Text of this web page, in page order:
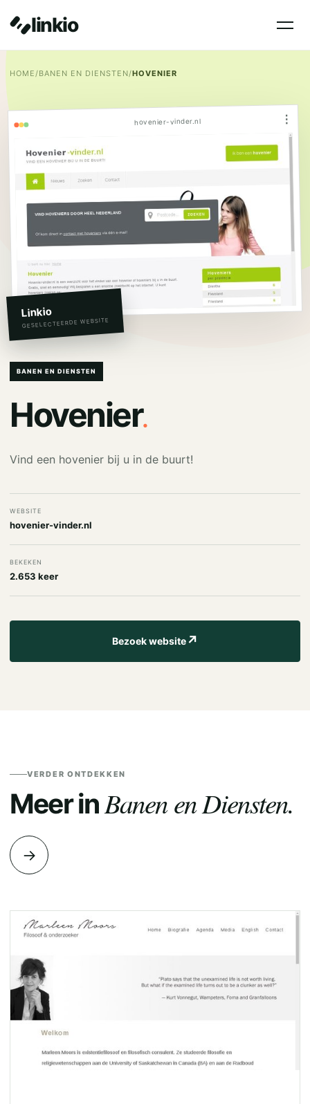
linkio
HOME/BANEN EN DIENSTEN/HOVENIER
hovenier-vinder.nl ⋮
Linkio
GESELECTEERDE WEBSITE
BANEN EN DIENSTEN
Hovenier.
Vind een hovenier bij u in de buurt!
WEBSITE
hovenier-vinder.nl
BEKEKEN
2.653 keer
Bezoek website↗
VERDER ONTDEKKEN
Meer inBanen en Diensten.
→